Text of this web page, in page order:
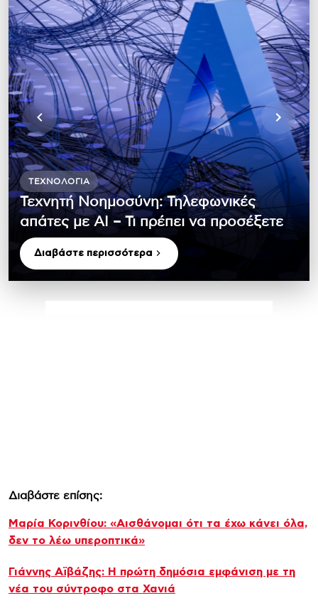
ΤΕΧΝΟΛΟΓΊΑ
Τεχνητή Νοημοσύνη: Τηλεφωνικές
απάτες με ΑΙ – Τι πρέπει να προσέξετε
Διαβάστε περισσότερα
Διαβάστε επίσης:
Μαρία Κορινθίου: «Αισθάνομαι ότι τα έχω κάνει όλα,
δεν το λέω υπεροπτικά»
Γιάννης Αϊβάζης: Η πρώτη δημόσια εμφάνιση με τη
νέα του σύντροφο στα Χανιά